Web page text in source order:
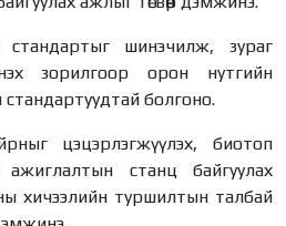
стандартыг шинэчилж, зураг
зорилгоор орон нутгийн
болгоно.
цэцэрлэгжүүлэх, биотоп
станц байгуулах
хичээлийн туршилтын талбай